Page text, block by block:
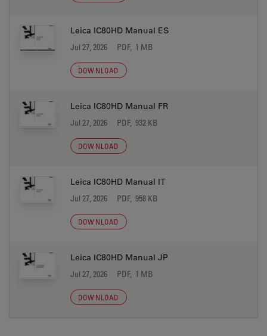
Leica IC80HD Manual ES
Jul 27, 2026 PDF, 1 MB
DOWNLOAD
Leica IC80HD Manual FR
Jul 27, 2026 PDF, 932 KB
DOWNLOAD
Leica IC80HD Manual IT
Jul 27, 2026 PDF, 958 KB
DOWNLOAD
Leica IC80HD Manual JP
Jul 27, 2026 PDF, 1 MB
DOWNLOAD